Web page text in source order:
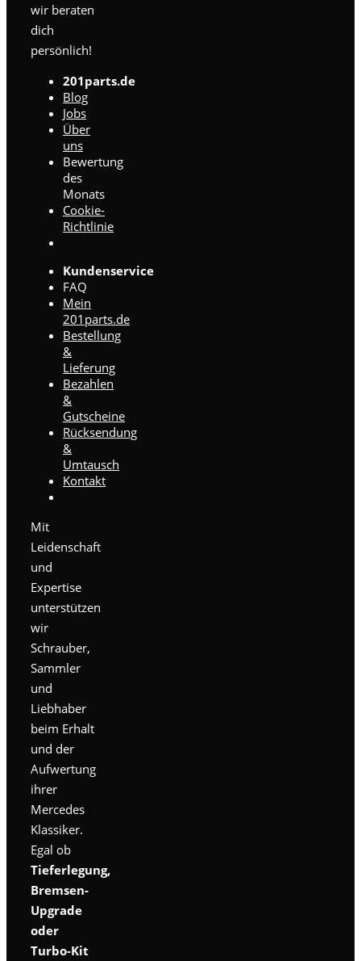
wir beraten
dich
persönlich!
201parts.de
Blog
Jobs
Über
uns
Bewertung
des
Monats
Cookie-
Richtlinie
Kundenservice
FAQ
Mein
201parts.de
Bestellung
&
Lieferung
Bezahlen
&
Gutscheine
Rücksendung
&
Umtausch
Kontakt
Mit
Leidenschaft
und
Expertise
unterstützen
wir
Schrauber,
Sammler
und
Liebhaber
beim Erhalt
und der
Aufwertung
ihrer
Mercedes
Klassiker.
Egal ob
Tieferlegung,
Bremsen-
Upgrade
oder
Turbo-Kit